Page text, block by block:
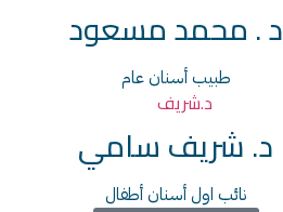
د . محمد مسعود
طبيب أسنان عام
د. شريف سامي
نائب اول أسنان أطفال